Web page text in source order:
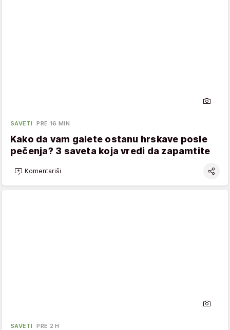
SAVETI PRE 16 MIN
Kako da vam galete ostanu hrskave posle
pečenja? 3 saveta koja vredi da zapamtite
Komentariši
SAVETI PRE 2 H